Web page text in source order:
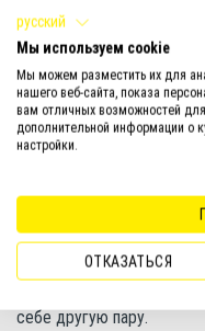
Tetra Cichlid Crisps, а
Живые и замороженные
ведь они нередко
аквариуме и неудобны в
Разведение цихлиды
вызывает особых
потомстве. Связь между
себе другую пару.
русский
Мы используем cookie
Мы можем разместить их для
нашего веб-сайта, показа
вам отличных возможностей
дополнительной информации о
настройки.
ОТКАЗАТЬСЯ